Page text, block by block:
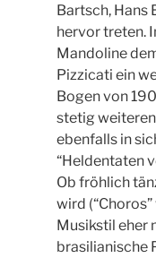
Bartsch, Hans
hervor treten.
Mandoline
Pizzicati ein
Bogen von
stetig
ebenfalls in
“Heldentaten
Ob fröhlich
wird
Musikstil eher
brasilianische